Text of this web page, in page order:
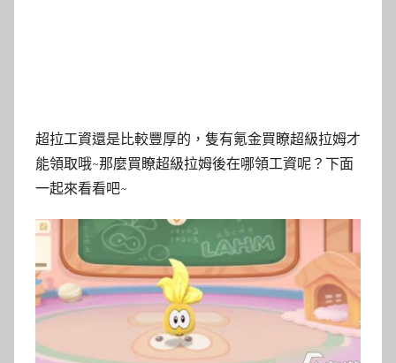
超拉工資還是比較豐厚的，隻有氪金買瞭超級拉姆才
能領取哦~那麼買瞭超級拉姆後在哪領工資呢？下面
一起來看看吧~